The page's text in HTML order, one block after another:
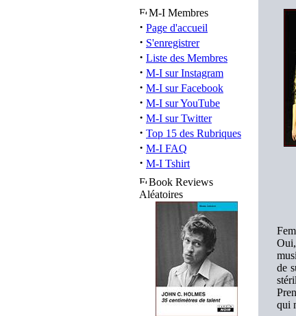
M-I Membres
· Page d'accueil
· S'enregistrer
· Liste des Membres
· M-I sur Instagram
· M-I sur Facebook
· M-I sur YouTube
· M-I sur Twitter
· Top 15 des Rubriques
· M-I FAQ
· M-I Tshirt
Book Reviews
Aléatoires
de
qui